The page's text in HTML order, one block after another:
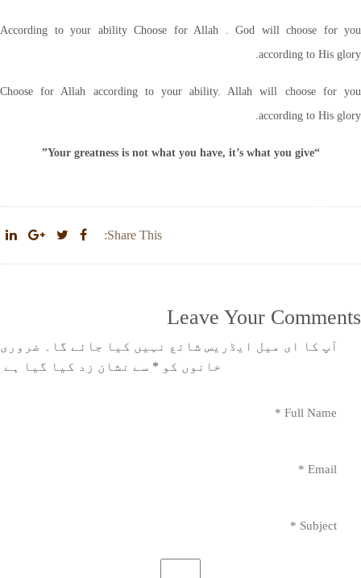
According to your ability Choose for Allah . God will choose for you
according to His glory.
Choose for Allah according to your ability. Allah will choose for you
according to His glory.
“Your greatness is not what you have, it’s what you give”
Share This:
Leave Your Comments
آپ کا ای میل ایڈریس شائع نہیں کیا جائے گا۔
ضروری
خانوں کو * سے نشان زد کیا گیا ہے